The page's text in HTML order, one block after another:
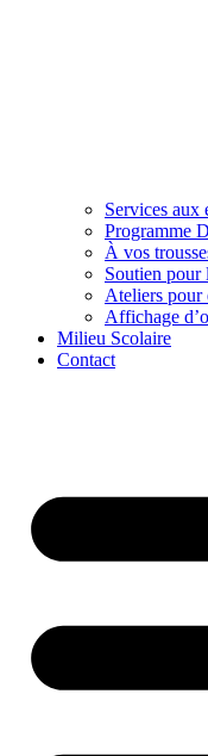
Services aux
Programme
À vos
Soutien pour
Ateliers pour
Affichage
Milieu Scolaire
Contact